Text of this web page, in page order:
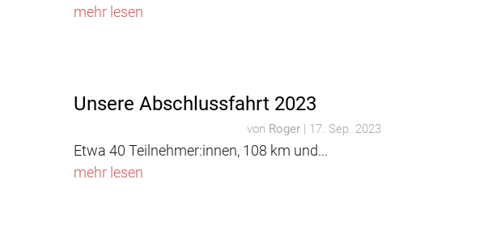
mehr lesen
Unsere Abschlussfahrt 2023
von Roger| 17. Sep. 2023
Etwa 40 Teilnehmer:innen, 108 km und...
mehr lesen